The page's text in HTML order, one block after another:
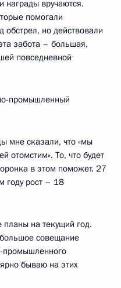
награды вручаются.
помогали
обстрел, но действовали
забота – большая,
повседневной
промышленный
мне сказали, что «мы
отомстим». То, что будет
в этом поможет. 27
году рост – 18
на текущий год.
совещание
промышленного
бываю на этих